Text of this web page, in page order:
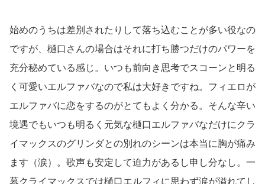
始めのうちは差別されたりして落ち込むことが多い役なの
ですが、樋口さんの場合はそれに打ち勝つだけのパワーを
充分秘めている感じ。いつも前向き思考でスコーンと明る
く可愛いエルファバなので私は大好きですね。フィエロが
エルファバに恋をするのがとてもよく分かる。そんな辛い
境遇でもいつも明るく元気な樋口エルファバなだけにクラ
イマックスのグリンダとの別れのシーンは本当に胸が痛み
ます（涙）。歌声も安定して迫力があるし申し分なし。一
幕クライマックスでは樋口エルフィに思わず涙が溢れてし